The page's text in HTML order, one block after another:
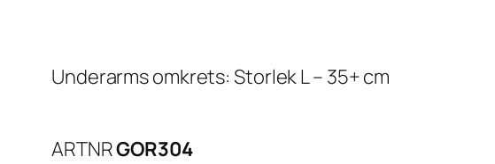
Underarms omkrets: Storlek L – 35+ cm
ARTNRGOR304